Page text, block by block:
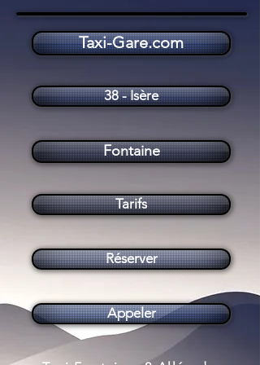
Tarifs
Taxi Fontaine (38600)
Fontaine
Taxi-Gare.com
Réserver
Appeler
38 - Isère